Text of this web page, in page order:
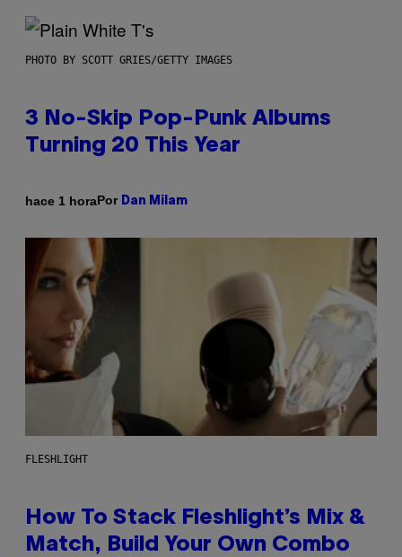
PHOTO BY SCOTT GRIES/GETTY IMAGES
3 No-Skip Pop-Punk Albums
Turning 20 This Year
hace 1 horaPor Dan Milam
FLESHLIGHT
How To Stack Fleshlight’s Mix &
Match, Build Your Own Combo